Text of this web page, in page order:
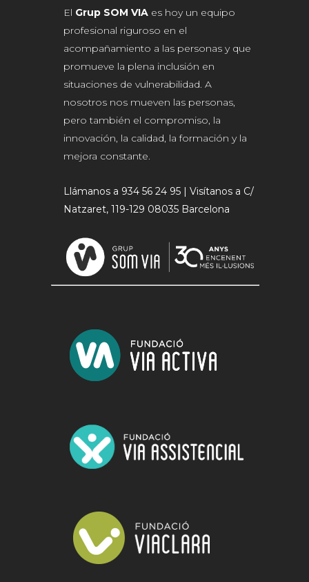
El Grup SOM VIA es hoy un equipo
profesional riguroso en el
acompañamiento a las personas y que
promueve la plena inclusión en
situaciones de vulnerabilidad. A
nosotros nos mueven las personas,
pero también el compromiso, la
innovación, la calidad, la formación y la
mejora constante.
Llámanos a 934 56 24 95 | Visítanos a C/
Natzaret, 119-129 08035 Barcelona